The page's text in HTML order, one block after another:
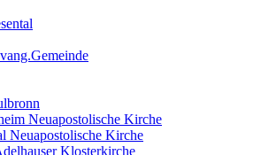
Neuapostolische Kirche
Neuapostolische Kirche
Klosterkirche